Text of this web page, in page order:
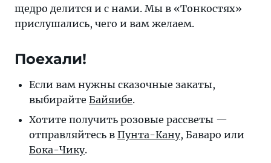
начинает
свой
сразу
дельных
советов
щедро делится и с нами. Мы в «Тонкостях»
прислушались, чего и вам желаем.
Поехали!
Если вам нужны сказочные закаты,
выбирайте Байяибе.
Хотите получить розовые рассветы —
отправляйтесь в Пунта-Кану, Баваро или
Бока-Чику.